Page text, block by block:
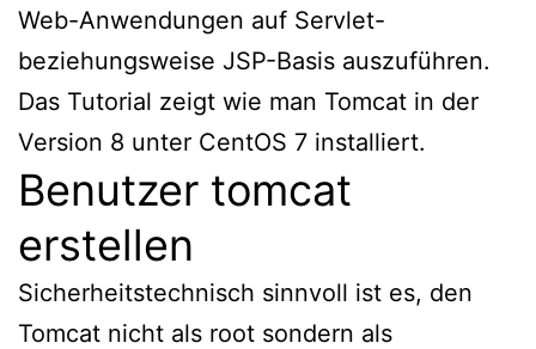
Web-Anwendungen auf Servlet-
beziehungsweise JSP-Basis auszuführen.
Das Tutorial zeigt wie man Tomcat in der
Version 8 unter CentOS 7 installiert.
Benutzer tomcat
erstellen
Sicherheitstechnisch sinnvoll ist es, den
Tomcat nicht als root sondern als